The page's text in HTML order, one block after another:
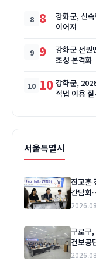
8
강화군, 신
이어져
9
강화군 선원
조성 본격화
10 강화군,
적법 이용
서울특별시
진교훈
간담회
구로구
건보공